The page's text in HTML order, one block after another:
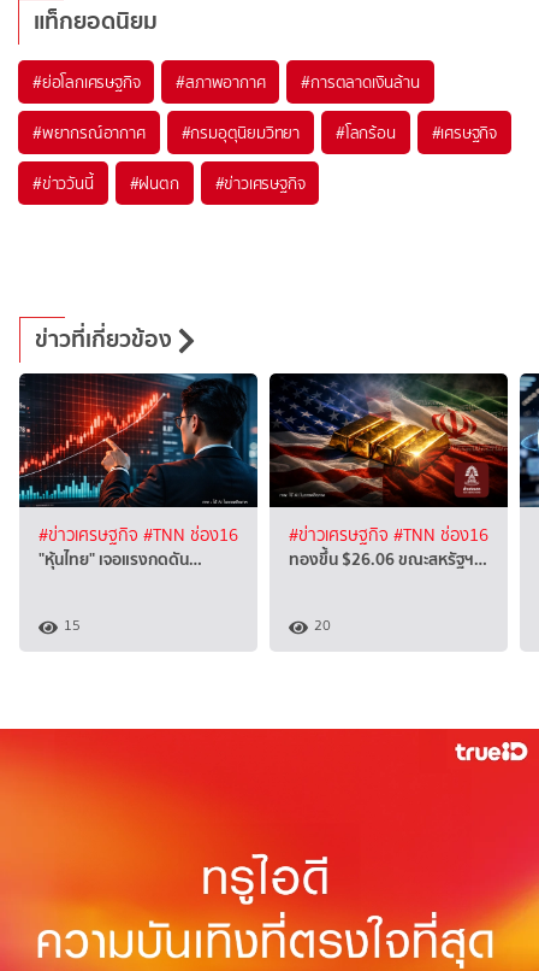
แท็กยอดนิยม
#ย่อโลกเศรษฐกิจ #สภาพอากาศ #การตลาดเงินล้าน
#พยากรณ์อากาศ #กรมอุตุนิยมวิทยา #โลกร้อน #เศรษฐกิจ
#ข่าววันนี้ #ฝนตก #ข่าวเศรษฐกิจ
ข่าวที่เกี่ยวข้อง
#ข่าวเศรษฐกิจ #TNN ช่อง16
"หุ้นไทย" เจอแรงกดดัน…
15
#ข่าวเศรษฐกิจ #TNN ช่อง16
ทองขึ้น $26.06 ขณะสหรัฐฯ…
20